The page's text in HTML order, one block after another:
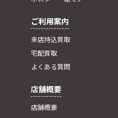
ご利用案内
来店持込買取
宅配買取
よくある質問
店舗概要
店舗概要